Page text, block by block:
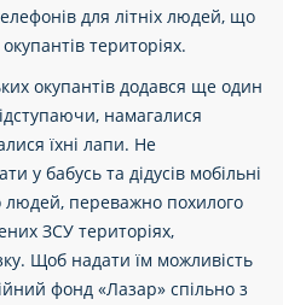
для літніх людей, що
територіях.
окупантів додався ще один
намагалися
їхні лапи. Не
у бабусь та дідусів мобільні
людей, переважно похилого
ЗСУ територіях,
Щоб надати їм можливість
фонд «Лазар» спільно з